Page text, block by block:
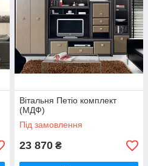
Вітальня Петіо комплект
(МДФ)
Під замовлення
23 870 ₴